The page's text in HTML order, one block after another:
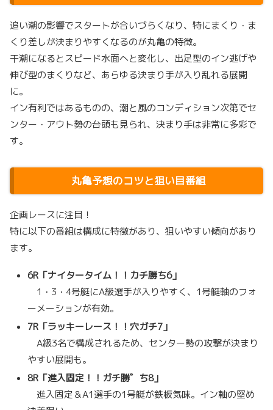
追い潮の影響でスタートが合いづらくなり、特にまくり・ま
くり差しが決まりやすくなるのが丸亀の特徴。
干潮になるとスピード水面へと変化し、出足型のイン逃げや
伸び型のまくりなど、あらゆる決まり手が入り乱れる展開
に。
イン有利ではあるものの、潮と風のコンディション次第でセ
ンター・アウト勢の台頭も見られ、決まり手は非常に多彩で
す。
丸亀予想のコツと狙い目番組
企画レースに注目！
特に以下の番組は構成に特徴があり、狙いやすい傾向があり
ます。
6R「ナイタータイム！！カチ勝ち6」
1・3・4号艇にA級選手が入りやすく、1号艇軸のフォ
ーメーションが有効。
7R「ラッキーレース！！穴ガチ7」
A級3名で構成されるため、センター勢の攻撃が決まり
やすい展開も。
8R「進入固定！！ガチ勝゛ち8」
進入固定＆A1選手の1号艇が鉄板気味。イン軸の堅め